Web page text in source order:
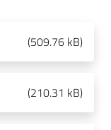
(509.76 kB)
(210.31 kB)